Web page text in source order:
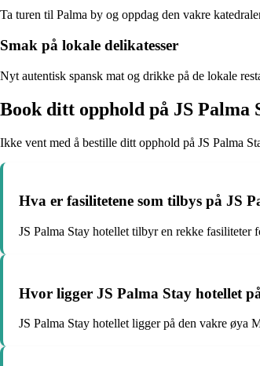
Ta turen til Palma by og oppdag den vakre
Smak på lokale delikatesser
Nyt autentisk spansk mat og drikke på de lokale
Book ditt opphold på JS Palma
Ikke vent med å bestille ditt opphold på JS Palma
Hva er fasilitetene som tilbys på JS
JS Palma Stay hotellet tilbyr en rekke fasiliteter
Hvor ligger JS Palma Stay hotellet
JS Palma Stay hotellet ligger på den vakre øya